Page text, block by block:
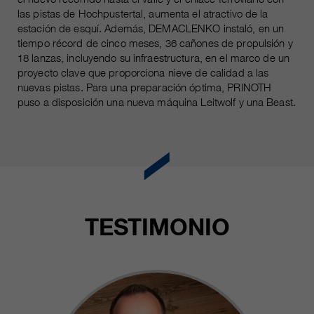
las pistas de Hochpustertal, aumenta el atractivo de la
estación de esquí. Además, DEMACLENKO instaló, en un
tiempo récord de cinco meses, 36 cañones de propulsión y
18 lanzas, incluyendo su infraestructura, en el marco de un
proyecto clave que proporciona nieve de calidad a las
nuevas pistas. Para una preparación óptima, PRINOTH
puso a disposición una nueva máquina Leitwolf y una Beast.
TESTIMONIO